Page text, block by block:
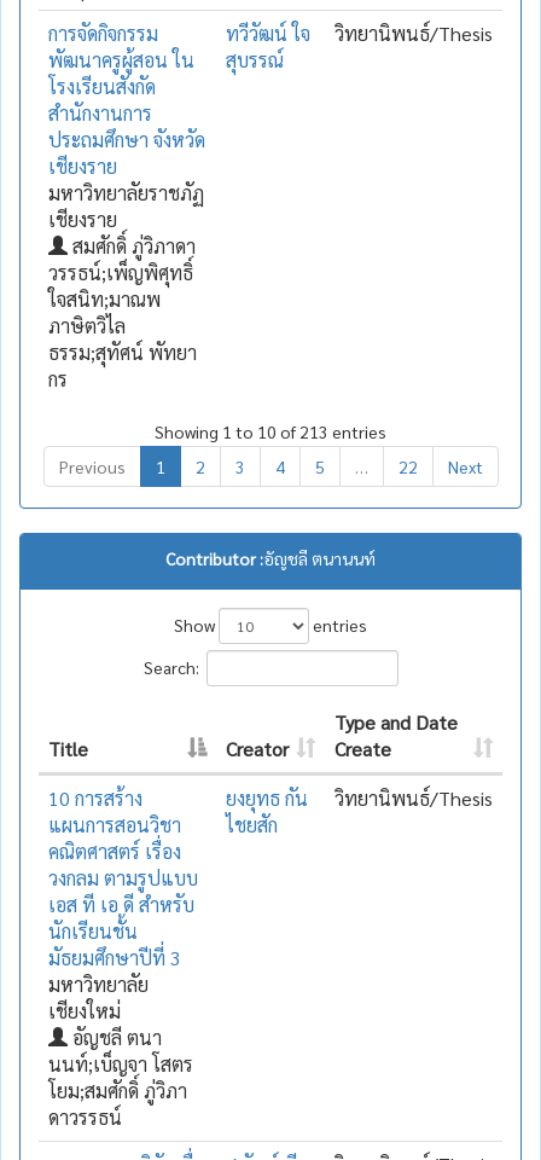
การจัดกิจกรรม
พัฒนาครูผู้สอน ใน
โรงเรียนสังกัด
สำนักงานการ
ประถมศึกษา จังหวัด
เชียงราย
มหาวิทยาลัยราชภัฏ
เชียงราย
สมศักดิ์ ภู่วิภาดา
วรรธน์;เพ็ญพิศุทธิ์
ใจสนิท;มาณพ
ภาษิตวิไล
ธรรม;สุทัศน์ พัทยา
กร
ทวีวัฒน์ ใจ
สุบรรณ์
วิทยานิพนธ์/Thesis
Showing 1 to 10 of 213 entries
Previous
1 2 3 4 5 22 Next
Contributor :อัญชลี ตนานนท์
Show
entries
Search:
Title Creator
Type and Date
Create
10 การสร้าง
แผนการสอนวิชา
คณิตศาสตร์ เรื่อง
วงกลม ตามรูปแบบ
เอส ที เอ ดี สำหรับ
นักเรียนชั้น
มัธยมศึกษาปีที่ 3
มหาวิทยาลัย
เชียงใหม่
อัญชลี ตนา
นนท์;เบ็ญจา โสตร
โยม;สมศักดิ์ ภู่วิภา
ดาวรรธน์
ยงยุทธ กัน
ไชยสัก
วิทยานิพนธ์/Thesis